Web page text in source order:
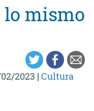
lo mismo
2023 | Cultura